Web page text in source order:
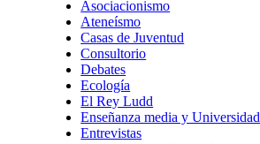
Asociacionismo
Ateneísmo
Casas de Juventud
Consultorio
Debates
Ecología
El Rey Ludd
Enseñanza media y Universidad
Entrevistas